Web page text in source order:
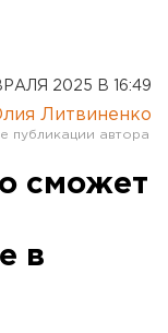
2025 В 16:49
Литвиненко
сможет
в